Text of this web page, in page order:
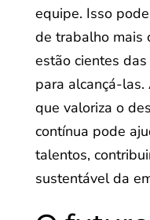
equipe. Isso
de trabalho mais
estão cientes
para alcançá-
que valoriza o
contínua pode
talentos,
sustentável da